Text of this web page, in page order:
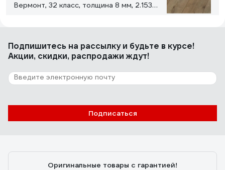
Вермонт, 32 класс, толщина 8 мм, 2.153
Низкая цена Влагостойкий. Красивая фактура дерева
Реалистичный рисунок
Отзыв о Ламинат Kronopol Senso Aurum
Дуб Латино, 33 класс, толщина 10 мм, 1.316
кв.м 126736
Подпишитесь на рассылкуи будьте в курсе!
Акции, скидки, распродажи ждут!
Подписаться
Оригинальные товары с гарантией!